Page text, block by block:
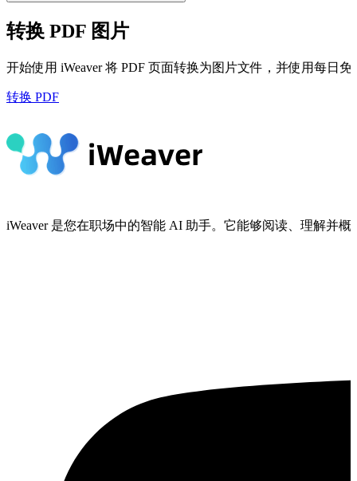
转换 PDF 图片
开始使用 iWeaver 将 PDF 页面转换为图片文件，并使用每日
转换 PDF
iWeaver 是您在职场中的智能 AI 助手。它能够阅读、理解并